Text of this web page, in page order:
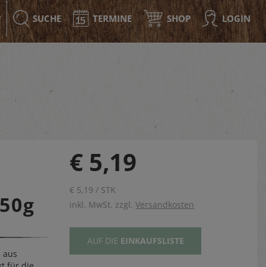
SUCHE TERMINE SHOP LOGIN
aus
€ 5,19
€ 5,19 / STK
inkl. MwSt. zzgl.Versandkosten
AUF DIE EINKAUFSLISTE